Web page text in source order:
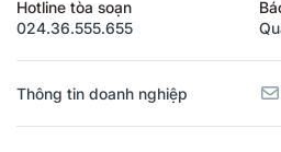
Hotline tòa soạn
024.36.555.655
Thông tin doanh nghiệp